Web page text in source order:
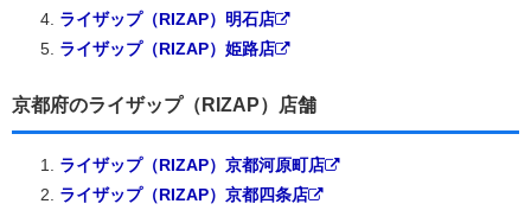
ライザップ（RIZAP）明石店
ライザップ（RIZAP）姫路店
京都府のライザップ（RIZAP）店舗
ライザップ（RIZAP）京都河原町店
ライザップ（RIZAP）京都四条店